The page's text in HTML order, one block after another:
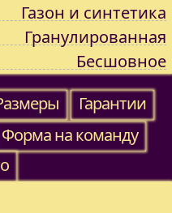
Газон и синтетика
Гранулированная
Бесшовное
Гарантии
Форма на команду